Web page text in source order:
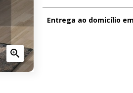

Entrega ao domicílio